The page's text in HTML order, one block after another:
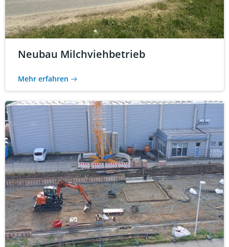
Neubau Milchviehbetrieb
Mehr erfahren